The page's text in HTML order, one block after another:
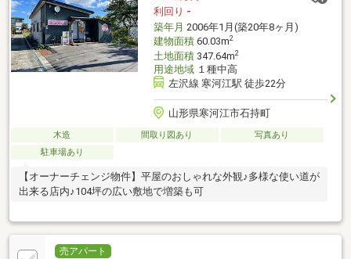
利回り -
築年月 2006年1月(築20年8ヶ月)
建物面積60.03m2
土地面積347.64m2
用途地域１種中高
左沢線 寒河江駅 徒歩22分
山形県寒河江市石持町
木造 間取り図あり
写真あり
駐車場あり
【オーナーチェンジ物件】平屋のおしゃれな外観♪多様な使い道が
出来る店内♪104坪の広い敷地で増築も可
売アパート